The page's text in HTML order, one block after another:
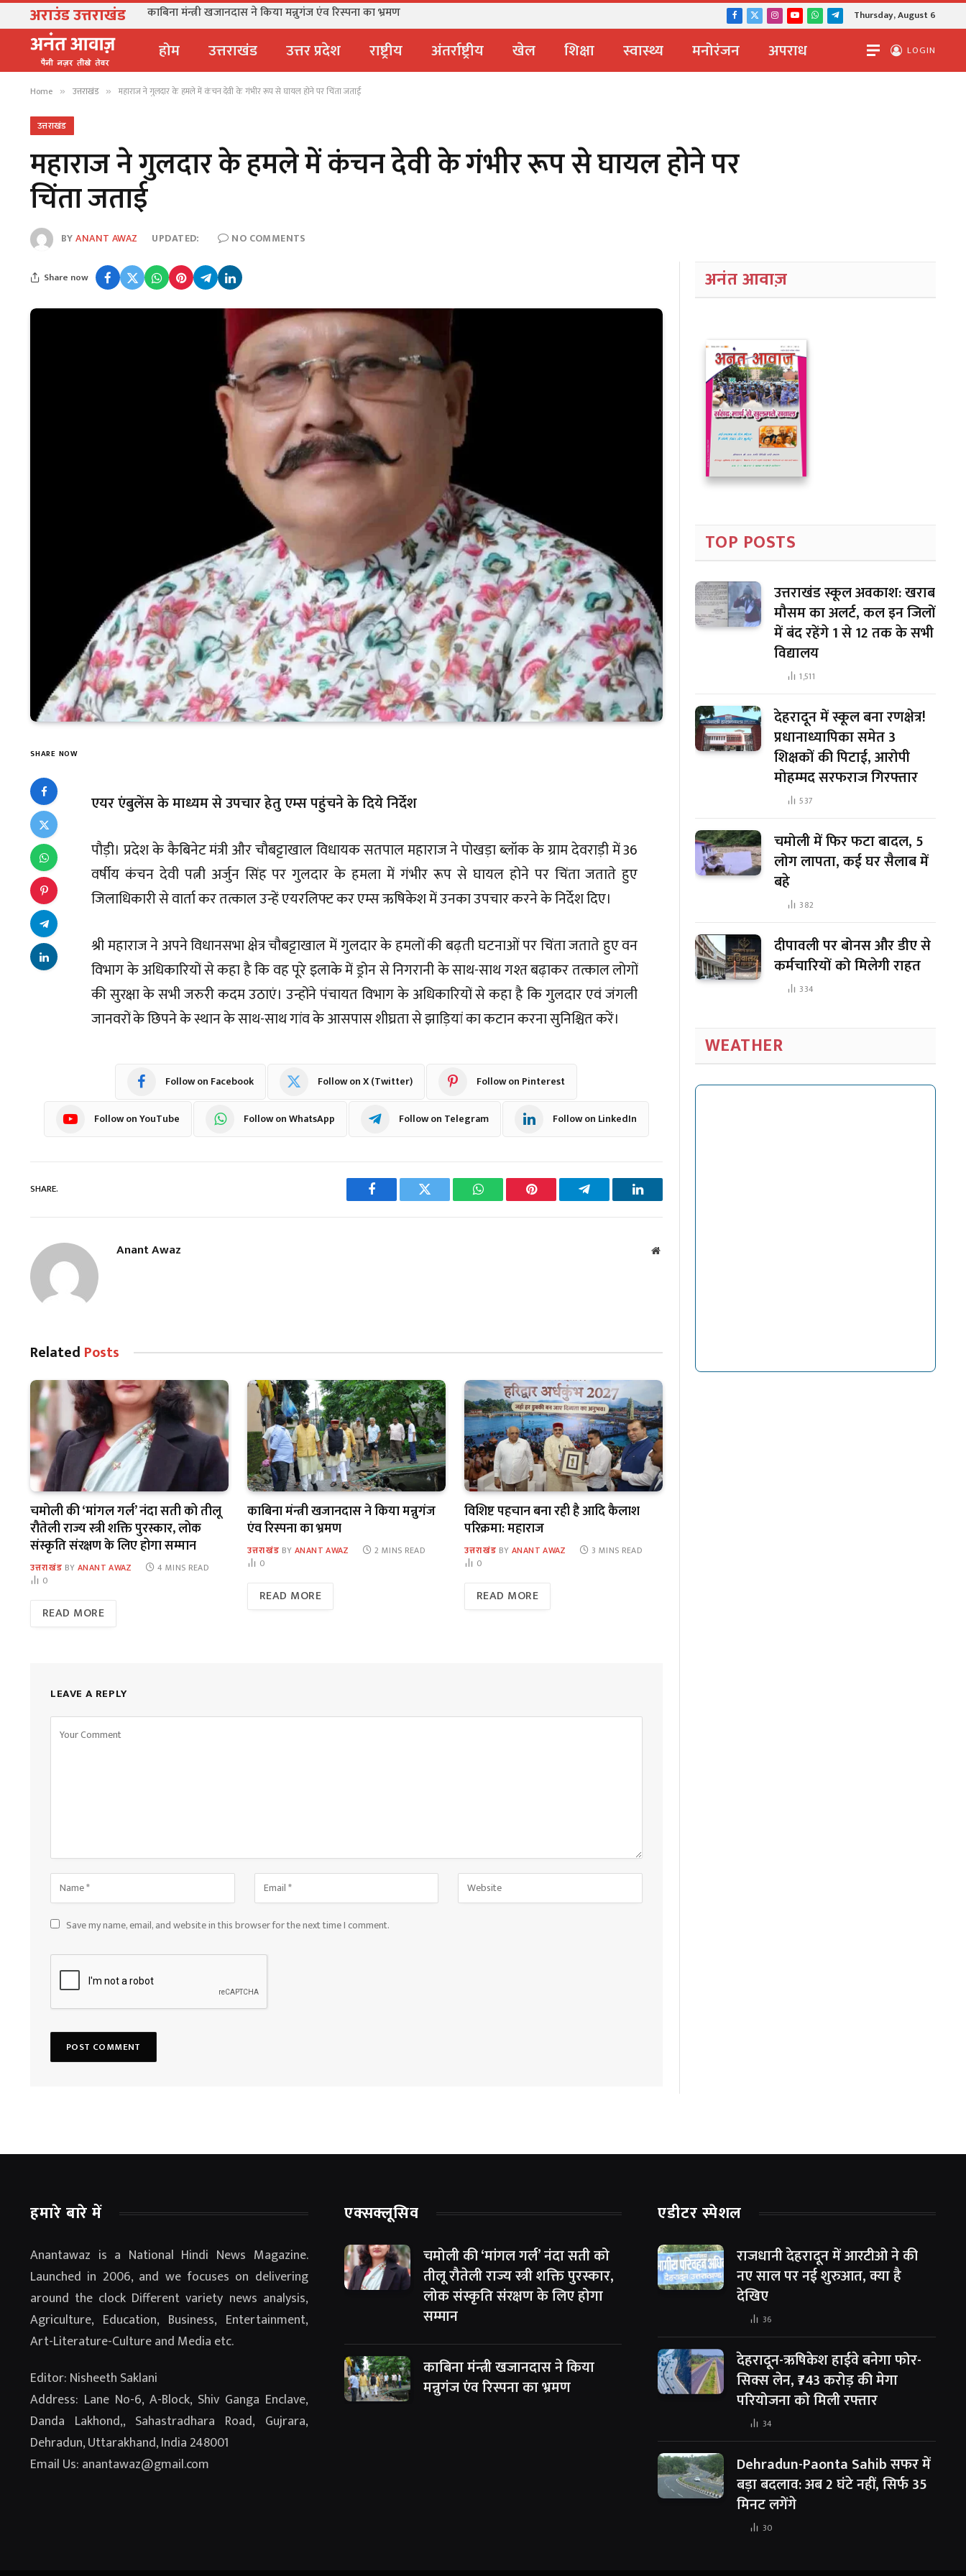
अराउंड उत्तराखंड काबिना मंन्त्री खजानदास ने किया मन्नुगंज एंव रिस्पना का भ्रमण Facebook
X
Instagram
YouTubeWhatsApp
TelegramThursday, August 6
होम उत्तराखंड उत्तर प्रदेश राष्ट्रीय अंतर्राष्ट्रीय खेल शिक्षा स्वास्थ्य मनोरंजन अपराध LOGIN
Home » उत्तराखंड » महाराज ने गुलदार के हमले में कंचन देवी के गंभीर रूप से घायल होने पर चिंता जताई
उत्तराखंड
महाराज ने गुलदार के हमले में कंचन देवी के गंभीर रूप से घायल होने पर
चिंता जताई
BYANANT AWAZ UPDATED: NO COMMENTS
Share now
SHARE NOW
एयर एंबुलेंस के माध्यम से उपचार हेतु एम्स पहुंचने के दिये निर्देश
पौड़ी। प्रदेश के कैबिनेट मंत्री और चौबट्टाखाल विधायक सतपाल महाराज ने पोखड़ा ब्लॉक के ग्राम देवराड़ी में 36
वर्षीय कंचन देवी पत्नी अर्जुन सिंह पर गुलदार के हमला में गंभीर रूप से घायल होने पर चिंता जताते हुए
जिलाधिकारी से वार्ता कर तत्काल उन्हें एयरलिफ्ट कर एम्स ऋषिकेश में उनका उपचार करने के निर्देश दिए।
श्री महाराज ने अपने विधानसभा क्षेत्र चौबट्टाखाल में गुलदार के हमलों की बढ़ती घटनाओं पर चिंता जताते हुए वन
विभाग के अधिकारियों से कहा है कि वह पूरे इलाके में ड्रोन से निगरानी के साथ-साथ गश्त बढ़ाकर तत्काल लोगों
की सुरक्षा के सभी जरुरी कदम उठाएं। उन्होंने पंचायत विभाग के अधिकारियों से कहा है कि गुलदार एवं जंगली
जानवरों के छिपने के स्थान के साथ-साथ गांव के आसपास शीघ्रता से झाड़ियां का कटान करना सुनिश्चित करें।
Follow on Facebook Follow on X (Twitter) Follow on Pinterest
Follow on YouTube Follow on WhatsApp Follow on Telegram Follow on LinkedIn
SHARE.
Facebook Twitter WhatsAppPinterest Telegram LinkedIn
Anant Awaz Website
Related Posts
चमोली की ‘मांगल गर्ल’ नंदा सती को तीलू
रौतेली राज्य स्त्री शक्ति पुरस्कार, लोक
संस्कृति संरक्षण के लिए होगा सम्मान
उत्तराखंड BY ANANT AWAZ
4 MINS READ
0
READ MORE
काबिना मंन्त्री खजानदास ने किया मन्नुगंज
एंव रिस्पना का भ्रमण
उत्तराखंड BY ANANT AWAZ
2 MINS READ
0
READ MORE
विशिष्ट पहचान बना रही है आदि कैलाश
परिक्रमा: महाराज
उत्तराखंड BY ANANT AWAZ
3 MINS READ
0
READ MORE
LEAVE A REPLY
Save my name, email, and website in this browser for the next time I comment.
अनंत आवाज़
TOP POSTS
उत्तराखंड स्कूल अवकाश: खराब
मौसम का अलर्ट, कल इन जिलों
में बंद रहेंगे 1 से 12 तक के सभी
विद्यालय
1,511
देहरादून में स्कूल बना रणक्षेत्र!
प्रधानाध्यापिका समेत 3
शिक्षकों की पिटाई, आरोपी
मोहम्मद सरफराज गिरफ्तार
537
चमोली में फिर फटा बादल, 5
लोग लापता, कई घर सैलाब में
बहे
382
दीपावली पर बोनस और डीए से
कर्मचारियों को मिलेगी राहत
334
WEATHER
हमारे बारे में
Anantawaz is a National Hindi News Magazine.
Launched in 2006, and we focuses on delivering
around the clock Different variety news analysis,
Agriculture, Education, Business, Entertainment,
Art-Literature-Culture and Media etc.
Editor: Nisheeth Saklani
Address: Lane No-6, A-Block, Shiv Ganga Enclave,
Danda Lakhond,, Sahastradhara Road, Gujrara,
Dehradun, Uttarakhand, India 248001
Email Us: anantawaz@gmail.com
एक्सक्लूसिव
चमोली की ‘मांगल गर्ल’ नंदा सती को
तीलू रौतेली राज्य स्त्री शक्ति पुरस्कार,
लोक संस्कृति संरक्षण के लिए होगा
सम्मान
काबिना मंन्त्री खजानदास ने किया
मन्नुगंज एंव रिस्पना का भ्रमण
एडीटर स्पेशल
राजधानी देहरादून में आरटीओ ने की
नए साल पर नई शुरुआत, क्या है
देखिए
36
देहरादून-ऋषिकेश हाईवे बनेगा फोर-
सिक्स लेन, ₹743 करोड़ की मेगा
परियोजना को मिली रफ्तार
34
Dehradun-Paonta Sahib सफर में
बड़ा बदलाव: अब 2 घंटे नहीं, सिर्फ 35
मिनट लगेंगे
30